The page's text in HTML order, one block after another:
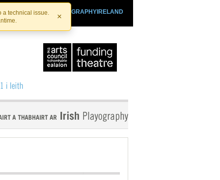
a technical issue.
×
PLAYOGRAPHYIRELAND